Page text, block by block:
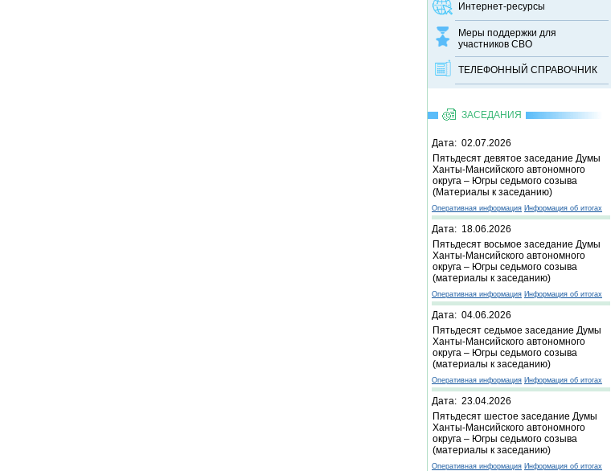
Интернет-ресурсы
Меры поддержки для
участников СВО
ТЕЛЕФОННЫЙ CПРАВОЧНИК
ЗАСЕДАНИЯ
Дата: 02.07.2026
Пятьдесят девятое заседание Думы
Ханты-Мансийского автономного
округа – Югры седьмого созыва
(Материалы к заседанию)
Оперативная информация Информация об итогах
Дата: 18.06.2026
Пятьдесят восьмое заседание Думы
Ханты-Мансийского автономного
округа – Югры седьмого созыва
(материалы к заседанию)
Оперативная информация Информация об итогах
Дата: 04.06.2026
Пятьдесят седьмое заседание Думы
Ханты-Мансийского автономного
округа – Югры седьмого созыва
(материалы к заседанию)
Оперативная информация Информация об итогах
Дата: 23.04.2026
Пятьдесят шестое заседание Думы
Ханты-Мансийского автономного
округа – Югры седьмого созыва
(материалы к заседанию)
Оперативная информация Информация об итогах